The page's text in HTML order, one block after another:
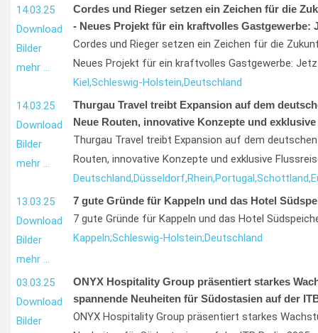
14.03.25
Download
Bilder
mehr …
Cordes und Rieger setzen ein Zeichen für die
- Neues Projekt für ein kraftvolles Gastgewerbe:
Cordes und Rieger setzen ein Zeichen für die
Neues Projekt für ein kraftvolles Gastgewerbe:
Kiel,Schleswig-Holstein,Deutschland
14.03.25
Download
Bilder
mehr …
Thurgau Travel treibt Expansion auf dem
Neue Routen, innovative Konzepte und
Thurgau Travel treibt Expansion auf dem
Routen, innovative Konzepte und exklusive
Deutschland,Düsseldorf,Rhein,Portugal,Schottland,
13.03.25
Download
Bilder
mehr …
7 gute Gründe für Kappeln und das Hotel
7 gute Gründe für Kappeln und das Hotel
Kappeln;Schleswig-Holstein;Deutschland
03.03.25
Download
Bilder
ONYX Hospitality Group präsentiert starkes
spannende Neuheiten für Südostasien auf der
ONYX Hospitality Group präsentiert starkes